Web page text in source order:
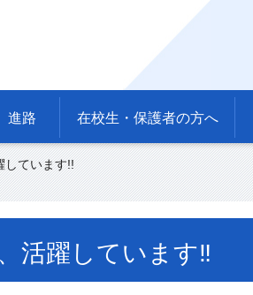
進路 在校生・保護者の方へ
しています!!
活躍しています‼